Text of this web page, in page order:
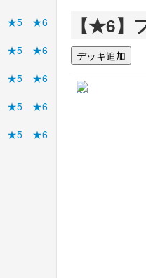
★5
★6
★5
★6
★5
★6
★5
★6
★5
★6
【★6】